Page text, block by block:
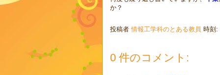
か？
投稿者情報工学科のとある教員 時刻:
0 件のコメント: